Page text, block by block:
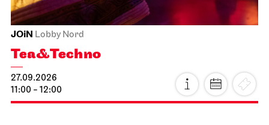
JOiN Lobby Nord
Tea&Techno
27.09.2026
11:00 - 12:00